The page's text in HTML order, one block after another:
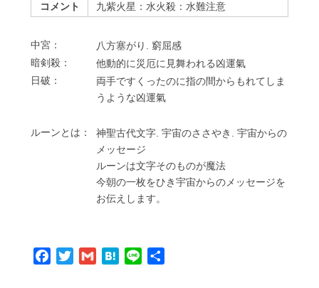
コメント 九紫火星：水火殺：水難注意
中宮：
⼋⽅塞がり. 窮屈感
暗剣殺：
他動的に災厄に⾒舞われる凶運氣
⽇破：
両⼿ですくったのに指の間からもれてしま
うような凶運氣
ルーンとは：
神聖古代⽂字. 宇宙のささやき. 宇宙からの
メッセージ
ルーンは⽂字そのものが魔法
今朝の⼀枚をひき宇宙からのメッセージを
お伝えします。
Facebook
TwitterGmail Hatena
Line